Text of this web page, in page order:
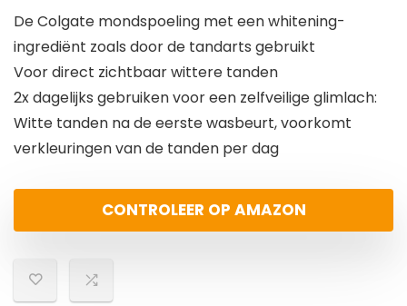
De Colgate mondspoeling met een whitening-
ingrediënt zoals door de tandarts gebruikt
Voor direct zichtbaar wittere tanden
2x dagelijks gebruiken voor een zelfveilige glimlach:
Witte tanden na de eerste wasbeurt, voorkomt
verkleuringen van de tanden per dag
CONTROLEER OP AMAZON